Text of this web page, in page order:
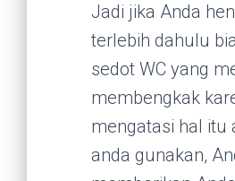
Jadi jika Anda
terlebih dahulu
sedot WC yang
membengkak
mengatasi hal itu
anda gunakan,